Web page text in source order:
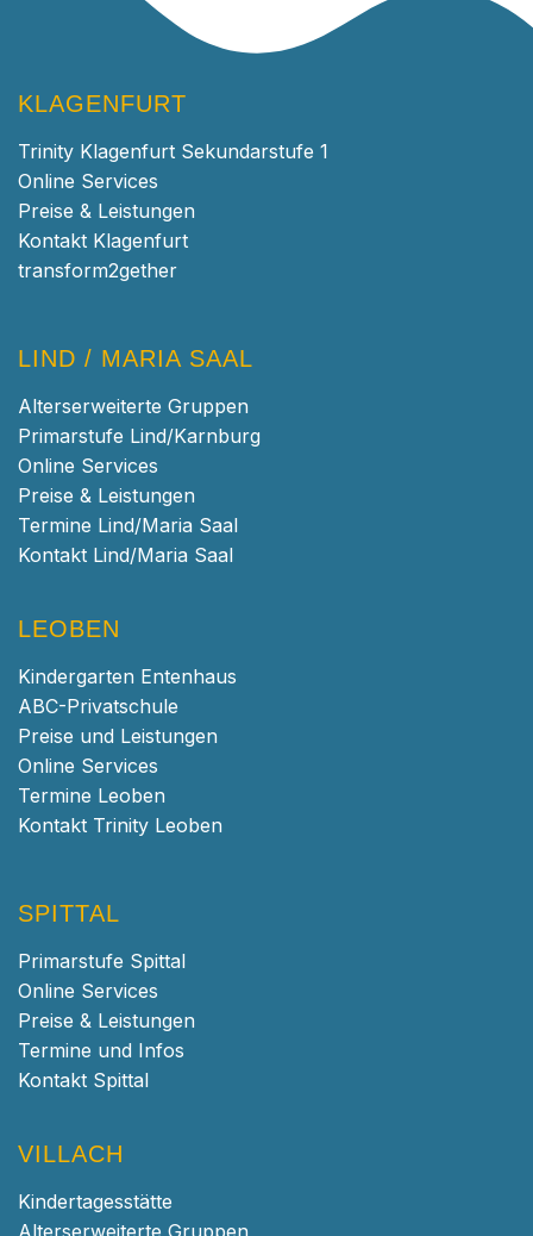
KLAGENFURT
Trinity Klagenfurt Sekundarstufe 1
Online Services
Preise & Leistungen
Kontakt Klagenfurt
transform2gether
LIND / MARIA SAAL
Alterserweiterte Gruppen
Primarstufe Lind/Karnburg
Online Services
Preise & Leistungen
Termine Lind/Maria Saal
Kontakt Lind/Maria Saal
LEOBEN
Kindergarten Entenhaus
ABC-Privatschule
Preise und Leistungen
Online Services
Termine Leoben
Kontakt Trinity Leoben
SPITTAL
Primarstufe Spittal
Online Services
Preise & Leistungen
Termine und Infos
Kontakt Spittal
VILLACH
Kindertagesstätte
Alterserweiterte Gruppen